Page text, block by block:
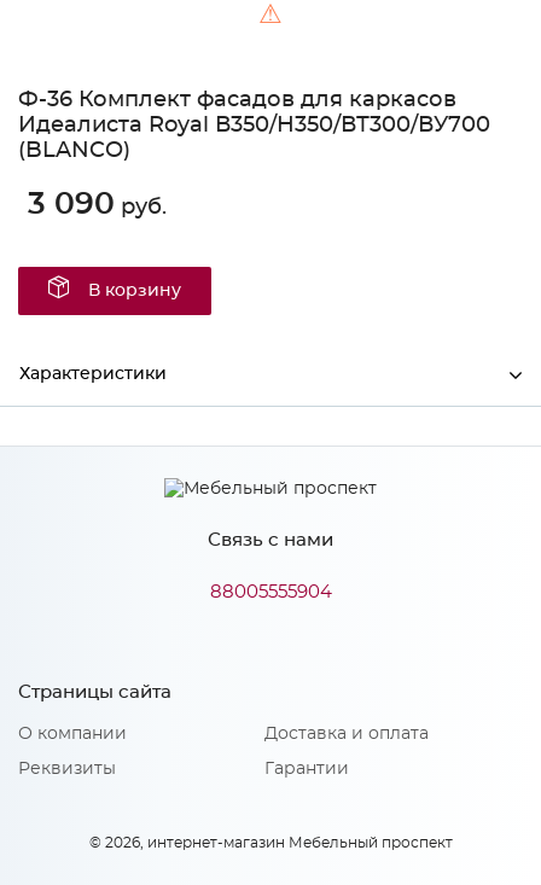
⚠
Ф-36 Комплект фасадов для каркасов
Идеалиста Royal В350/Н350/ВТ300/ВУ700
(BLANCO)
3 090 руб.
В корзину
Характеристики
Ширина 347
712
16
Сурская мебель
Материал
Количество упаковок: 1
Связь с нами
88005555904
Страницы сайта
О компании
Реквизиты
Доставка и оплата
Гарантии
© 2026, интернет-магазин Мебельный проспект